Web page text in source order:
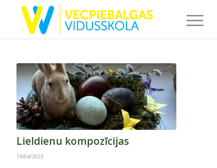
Lieldienu kompozīcijas
14/04/2023